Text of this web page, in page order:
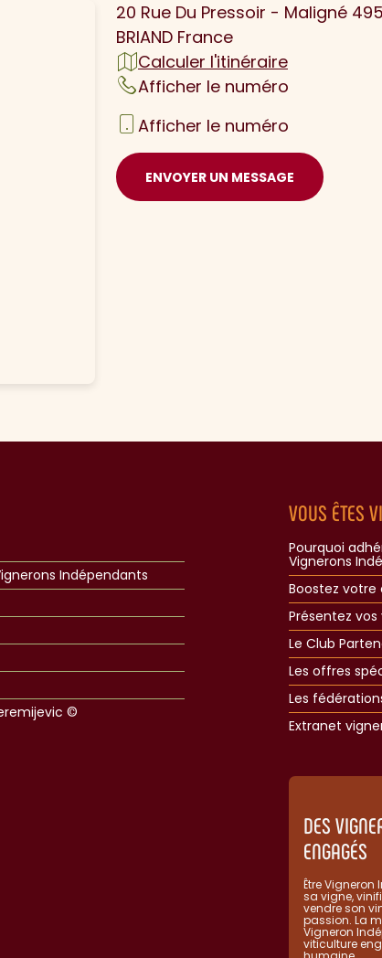
20 Rue Du Pressoir - Maligné
BRIAND France
Calculer l'itinéraire
Afficher le numéro
Afficher le numéro
ENVOYER UN MESSAGE
Indépendants
©​
VOUS ÊTES
Pourquoi
Vignerons
Boostez
Présentez
Le Club
Les offres
Les
Extranet
DES
ENGAGÉS
Être Vigneron
sa vigne,
vendre son
passion. La
Vigneron
viticulture